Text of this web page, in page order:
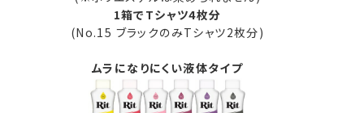
1箱でTシャツ4枚分
(No.15 ブラックのみTシャツ2枚分)
ムラになりにくい液体タイプ